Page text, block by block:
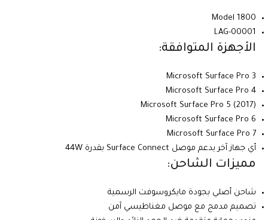
Model 1800
LAG-00001
الأجهزة المتوافقة:
Microsoft Surface Pro 3
Microsoft Surface Pro 4
Microsoft Surface Pro 5 (2017)
Microsoft Surface Pro 6
Microsoft Surface Pro 7
أي جهاز آخر يدعم موصل Surface Connect بقدرة 44W
مميزات الشاحن:
شاحن أصلي بجودة مايكروسوفت الرسمية
تصميم مدمج مع موصل مغناطيسي آمن